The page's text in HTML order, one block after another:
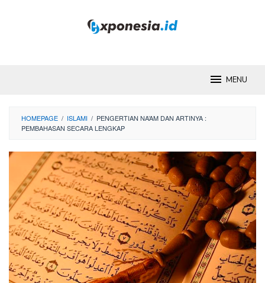
MENU
HOMEPAGE / ISLAMI / PENGERTIAN NA’AM DAN ARTINYA :
PEMBAHASAN SECARA LENGKAP